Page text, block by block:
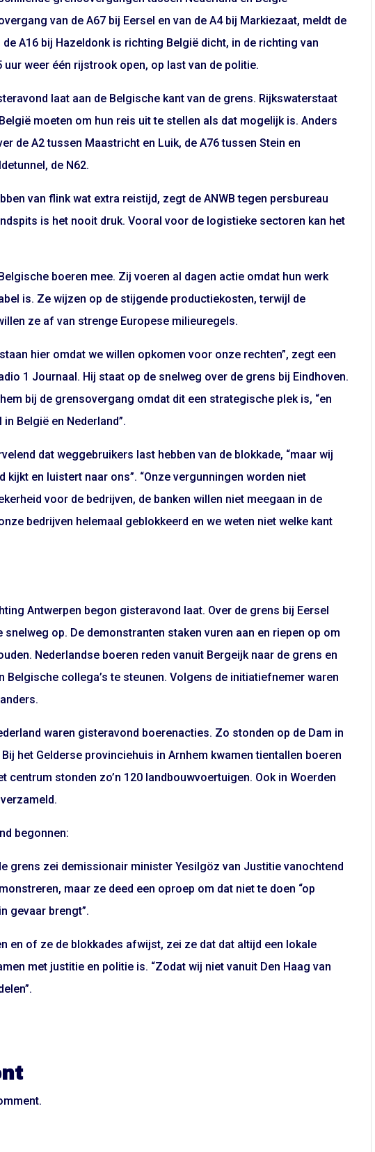
van de A67 bij Eersel en van de A4 bij Markiezaat, meldt de
A16 bij Hazeldonk is richting België dicht, in de richting van
weer één rijstrook open, op last van de politie.
laat aan de Belgische kant van de grens. Rijkswaterstaat
moeten om hun reis uit te stellen als dat mogelijk is. Anders
de A2 tussen Maastricht en Luik, de A76 tussen Stein en
de N62.
van flink wat extra reistijd, zegt de ANWB tegen persbureau
is het nooit druk. Vooral voor de logistieke sectoren kan het
boeren mee. Zij voeren al dagen actie omdat hun werk
is. Ze wijzen op de stijgende productiekosten, terwijl de
ze af van strenge Europese milieuregels.
hier omdat we willen opkomen voor onze rechten”, zegt een
1 Journaal. Hij staat op de snelweg over de grens bij Eindhoven.
bij de grensovergang omdat dit een strategische plek is, “en
België en Nederland”.
dat weggebruikers last hebben van de blokkade, “maar wij
kijkt en luistert naar ons”. “Onze vergunningen worden niet
voor de bedrijven, de banken willen niet meegaan in de
bedrijven helemaal geblokkeerd en we weten niet welke kant
Antwerpen begon gisteravond laat. Over de grens bij Eersel
op. De demonstranten staken vuren aan en riepen op om
Nederlandse boeren reden vanuit Bergeijk naar de grens en
Belgische collega’s te steunen. Volgens de initiatiefnemer waren
waren gisteravond boerenacties. Zo stonden op de Dam in
het Gelderse provinciehuis in Arnhem kwamen tientallen boeren
centrum stonden zo’n 120 landbouwvoertuigen. Ook in Woerden
begonnen:
grens zei demissionair minister Yesilgöz van Justitie vanochtend
maar ze deed een oproep om dat niet te doen “op
gevaar brengt”.
en of ze de blokkades afwijst, zei ze dat dat altijd een lokale
met justitie en politie is. “Zodat wij niet vanuit Den Haag van